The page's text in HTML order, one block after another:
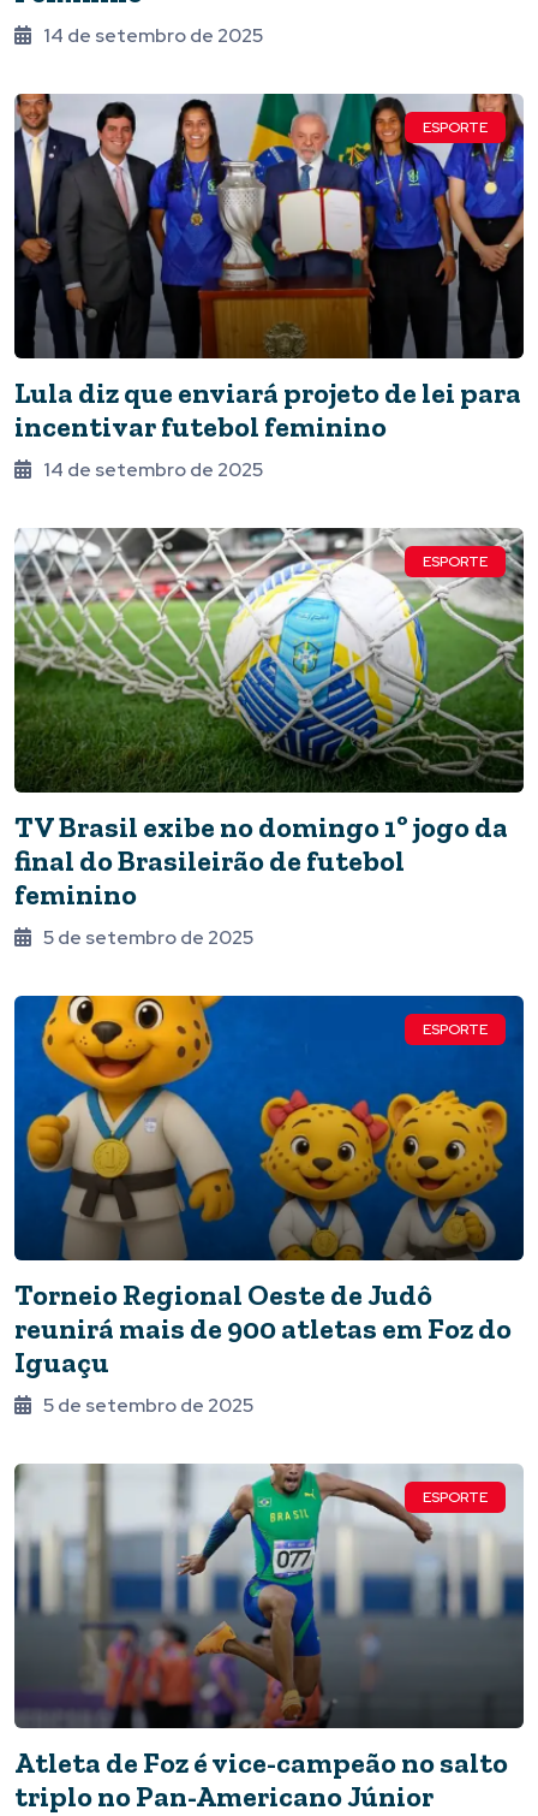
14 de setembro de 2025
ESPORTE
Lula diz que enviará projeto de lei para
incentivar futebol feminino
14 de setembro de 2025
ESPORTE
TV Brasil exibe no domingo 1º jogo da
final do Brasileirão de futebol
feminino
5 de setembro de 2025
ESPORTE
Torneio Regional Oeste de Judô
reunirá mais de 900 atletas em Foz do
Iguaçu
5 de setembro de 2025
ESPORTE
Atleta de Foz é vice-campeão no salto
triplo no Pan-Americano Júnior